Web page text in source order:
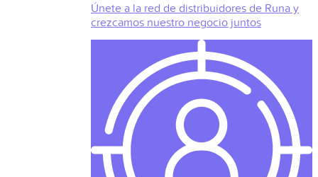
Únete a la red de distribuidores de Runa y
crezcamos nuestro negocio juntos